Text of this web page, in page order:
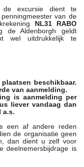
de excursie dient te
van de
NL31 RABO
Aldenborgh geldt
wel uitdrukkelijk te
beschikbaar.
van aanmelding.
is aanmelding per
liever vandaag dan
a.s.
een af andere reden
de organisatie geen
dan dient u zelf voor
deelnemersbijdrage is